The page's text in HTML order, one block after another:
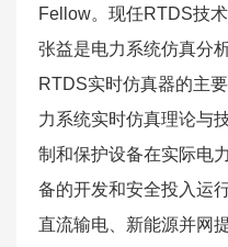
Fellow。现任RTDS技
张益是电力系统仿真分
RTDS实时仿真器的主
力系统实时仿真理论与
制和保护设备在实际电
备的开发和安全投入运
直流输电、新能源并网